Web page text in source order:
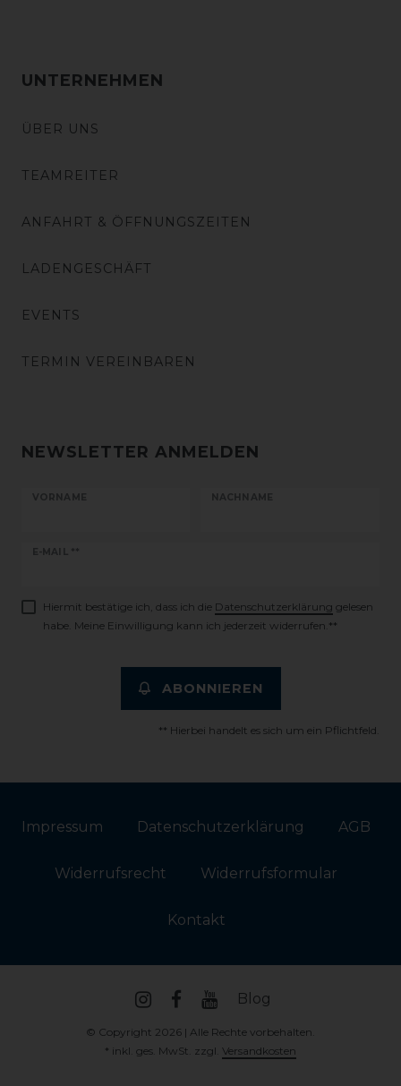
UNTERNEHMEN
ÜBER UNS
TEAMREITER
ANFAHRT & ÖFFNUNGSZEITEN
LADENGESCHÄFT
EVENTS
TERMIN VEREINBAREN
NEWSLETTER ANMELDEN
VORNAME NACHNAME
E-MAIL **
Newsletter
Hiermit bestätige ich, dass ich die Daten­schutz­erklärung gelesen
habe. Meine Einwilligung kann ich jederzeit widerrufen.**
ABONNIEREN
** Hierbei handelt es sich um ein Pflichtfeld.
Impressum Daten­schutz­erklärung AGB
Widerrufs­recht Widerrufs­formular
Kontakt
Blog
© Copyright 2026 | Alle Rechte vorbehalten.
* inkl. ges. MwSt. zzgl. Versandkosten